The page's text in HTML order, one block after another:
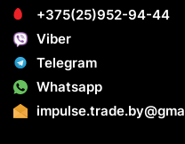
+375(25)952-94-44
Viber
Telegram
Whatsapp